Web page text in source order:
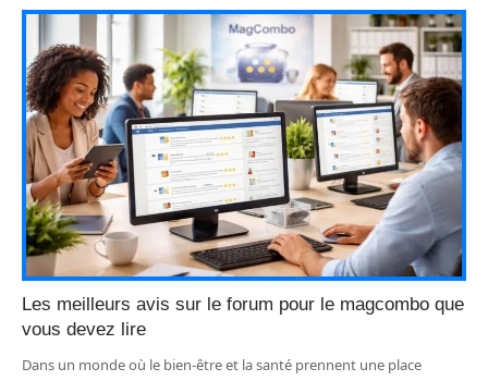
Les meilleurs avis sur le forum pour le magcombo que
vous devez lire
Dans un monde où le bien-être et la santé prennent une place